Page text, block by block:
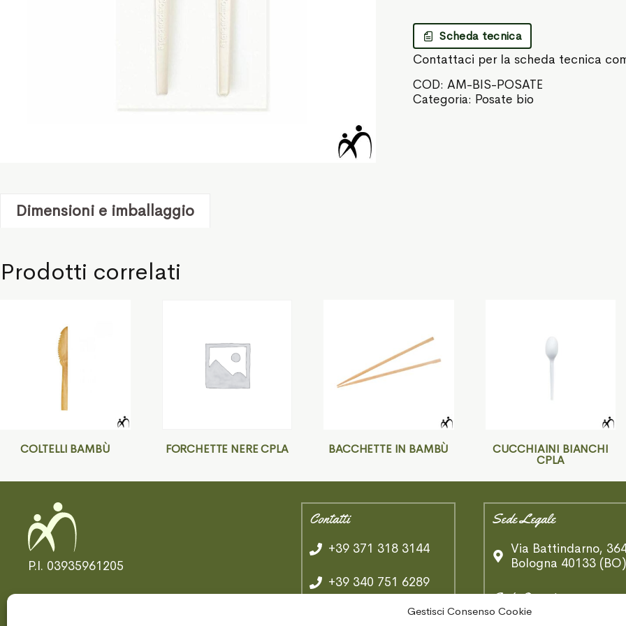
Gestisci Consenso Cookie
Scheda tecnica
Contattaci per la scheda tecnica
COD:AM-BIS-POSATE
Categoria: Posate bio
Dimensioni e imballaggio
Prodotti correlati
COLTELLI BAMBÙ FORCHETTE NERE CPLA BACCHETTE IN BAMBÙ CUCCHIAINI BIANCHI
CPLA
P.I. 03935961205
Contatti
+39 371 318 3144
+39 340 751 6289
Sede Legale
Via Battindarno,
Bologna 40133 (BO)
Sede Operativa